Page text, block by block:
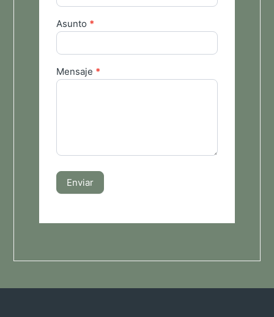
Asunto *
Mensaje *
Enviar